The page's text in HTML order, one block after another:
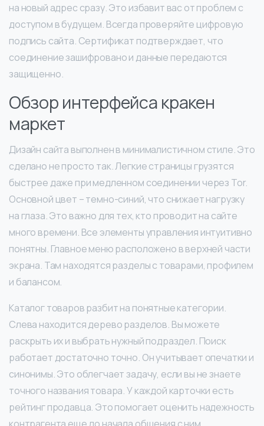
на новый адрес сразу. Это избавит вас от проблем с
доступом в будущем. Всегда проверяйте цифровую
подпись сайта. Сертификат подтверждает, что
соединение зашифровано и данные передаются
защищенно.
Обзор интерфейса кракен
маркет
Дизайн сайта выполнен в минималистичном стиле. Это
сделано не просто так. Легкие страницы грузятся
быстрее даже при медленном соединении через Tor.
Основной цвет – темно-синий, что снижает нагрузку
на глаза. Это важно для тех, кто проводит на сайте
много времени. Все элементы управления интуитивно
понятны. Главное меню расположено в верхней части
экрана. Там находятся разделы с товарами, профилем
и балансом.
Каталог товаров разбит на понятные категории.
Слева находится дерево разделов. Вы можете
раскрыть их и выбрать нужный подраздел. Поиск
работает достаточно точно. Он учитывает опечатки и
синонимы. Это облегчает задачу, если вы не знаете
точного названия товара. У каждой карточки есть
рейтинг продавца. Это помогает оценить надежность
контрагента еще до начала общения с ним.